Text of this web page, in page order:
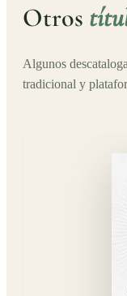
Otros
Algunos
tradicional y